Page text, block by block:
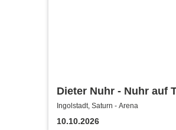
Dieter Nuhr - Nuhr auf
Ingolstadt, Saturn - Arena
10.10.2026